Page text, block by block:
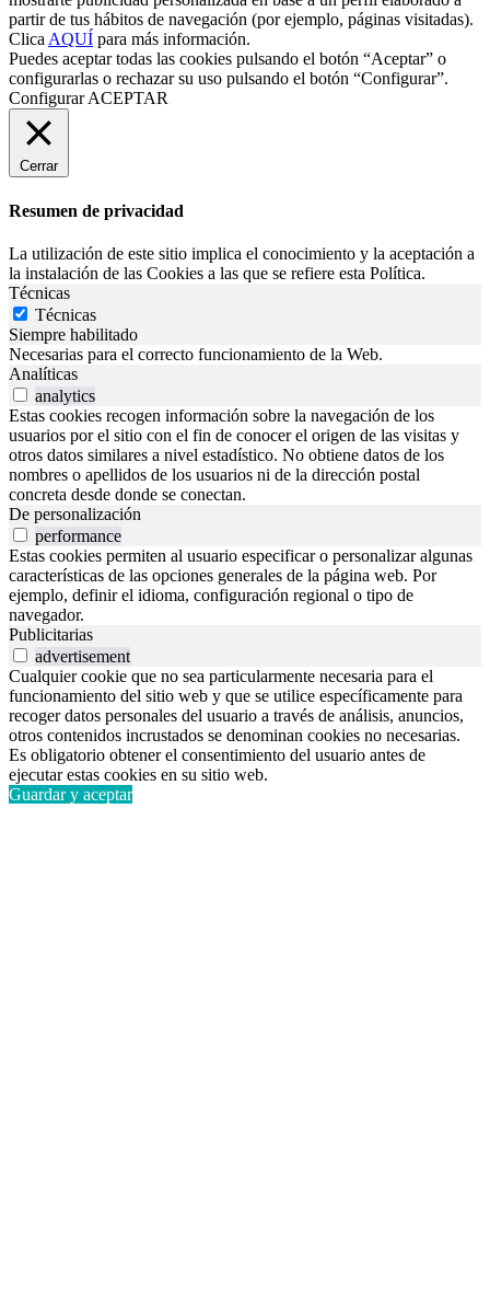
partir de tus hábitos de navegación (por ejemplo, páginas visitadas).
ClicaAQUÍ para más información.
Puedes aceptar todas las cookies pulsando el botón “Aceptar” o
configurarlas o rechazar su uso pulsando el botón “Configurar”.
ConfigurarACEPTAR
Cerrar
Resumen de privacidad
La utilización de este sitio implica el conocimiento y la aceptación a
la instalación de las Cookies a las que se refiere esta Política.
Técnicas
Técnicas
Siempre habilitado
Necesarias para el correcto funcionamiento de la Web.
Analíticas
analytics
Estas cookies recogen información sobre la navegación de los
usuarios por el sitio con el fin de conocer el origen de las visitas y
otros datos similares a nivel estadístico. No obtiene datos de los
nombres o apellidos de los usuarios ni de la dirección postal
concreta desde donde se conectan.
De personalización
performance
Estas cookies permiten al usuario especificar o personalizar algunas
características de las opciones generales de la página web. Por
ejemplo, definir el idioma, configuración regional o tipo de
navegador.
Publicitarias
advertisement
Cualquier cookie que no sea particularmente necesaria para el
funcionamiento del sitio web y que se utilice específicamente para
recoger datos personales del usuario a través de análisis, anuncios,
otros contenidos incrustados se denominan cookies no necesarias.
Es obligatorio obtener el consentimiento del usuario antes de
ejecutar estas cookies en su sitio web.
Guardar y aceptar